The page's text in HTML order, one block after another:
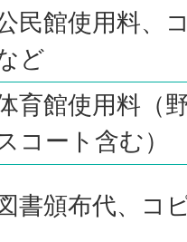
民館使用料、
ど
育館使用料（
コート含む）
書頒布代、コ